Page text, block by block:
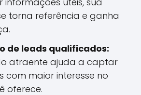
torna referência e ganha
de leads qualificados:
atraente ajuda a captar
com maior interesse no
oferece.